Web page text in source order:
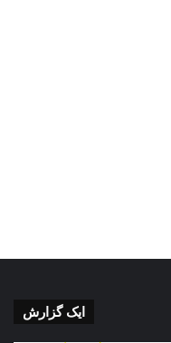
ایک گزارش